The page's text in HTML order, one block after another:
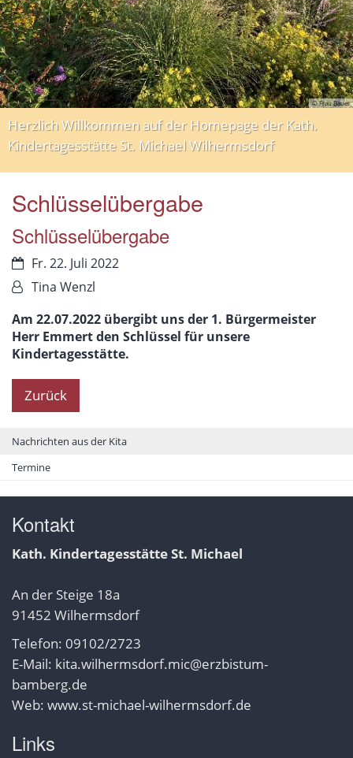
© Frau Bauer
Herzlich Willkommen auf der Homepage derKath.
Kindertagesstätte St. Michael Wilhermsdorf
Schlüsselübergabe
Schlüsselübergabe
Datum:Fr. 22. Juli 2022
Von:Tina Wenzl
Am 22.07.2022 übergibt uns der 1. Bürgermeister
Herr Emmert den Schlüssel für unsere
Kindertagesstätte.
Zurück
Nachrichten aus der Kita
Termine
Kontakt
Kath. Kindertagesstätte St. Michael
An der Steige 18a
91452 Wilhermsdorf
Telefon: 09102/2723
E-Mail: kita.wilhermsdorf.mic@erzbistum-
bamberg.de
Web: www.st-michael-wilhermsdorf.de
Links